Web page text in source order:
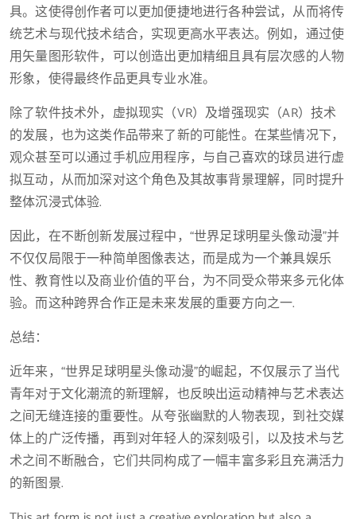
具。这使得创作者可以更加便捷地进行各种尝试，从而将传
统艺术与现代技术结合，实现更高水平表达。例如，通过使
用矢量图形软件，可以创造出更加精细且具有层次感的人物
形象，使得最终作品更具专业水准。
除了软件技术外，虚拟现实（VR）及增强现实（AR）技术
的发展，也为这类作品带来了新的可能性。在某些情况下，
观众甚至可以通过手机应用程序，与自己喜欢的球员进行虚
拟互动，从而加深对这个角色及其故事背景理解，同时提升
整体沉浸式体验.
因此，在不断创新发展过程中，“世界足球明星头像动漫”并
不仅仅局限于一种简单图像表达，而是成为一个兼具娱乐
性、教育性以及商业价值的平台，为不同受众带来多元化体
验。而这种跨界合作正是未来发展的重要方向之一.
总结：
近年来，“世界足球明星头像动漫”的崛起，不仅展示了当代
青年对于文化潮流的新理解，也反映出运动精神与艺术表达
之间无缝连接的重要性。从夸张幽默的人物表现，到社交媒
体上的广泛传播，再到对年轻人的深刻吸引，以及技术与艺
术之间不断融合，它们共同构成了一幅丰富多彩且充满活力
的新图景.